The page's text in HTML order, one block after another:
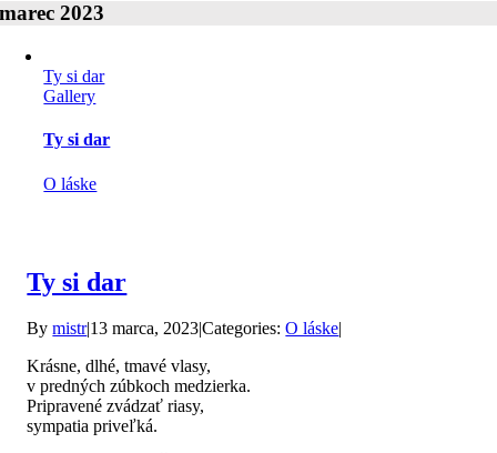
marec 2023
Ty si dar
Gallery
Ty si dar
O láske
Ty si dar
Bymistr|13 marca, 2023|Categories:O láske|
Krásne, dlhé, tmavé vlasy,
v predných zúbkoch medzierka.
Pripravené zvádzať riasy,
sympatia priveľká.